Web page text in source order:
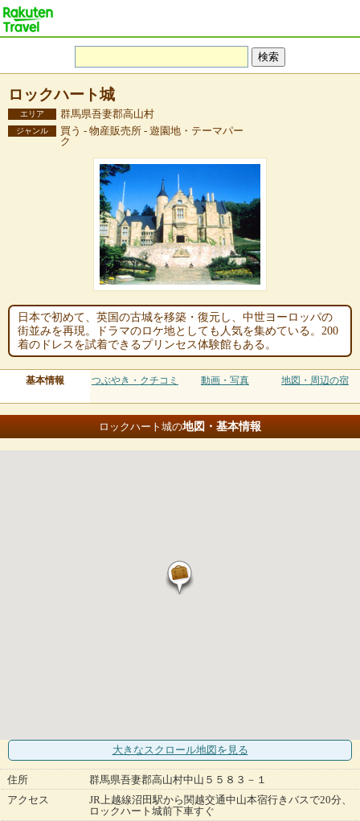
ロックハート城
エリア 群馬県吾妻郡高山村
ジャンル
買う - 物産販売所 - 遊園地・テーマパー
ク
日本で初めて、英国の古城を移築・復元し、中世ヨーロッパの
街並みを再現。ドラマのロケ地としても人気を集めている。200
着のドレスを試着できるプリンセス体験館もある。
基本情報 つぶやき・クチコミ 動画・写真 地図・周辺の宿
ロックハート城の地図・基本情報
大きなスクロール地図 を見る
住所
群馬県吾妻郡高山村中山５５８３－１
アクセス
JR上越線沼田駅から関越交通中山本宿行きバスで20分、
ロックハート城前下車すぐ